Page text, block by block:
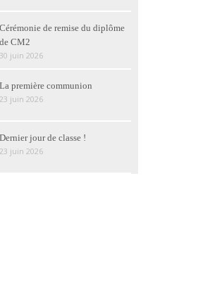
Cérémonie de remise du diplôme
de CM2
30 juin 2026
La première communion
23 juin 2026
Dernier jour de classe !
23 juin 2026